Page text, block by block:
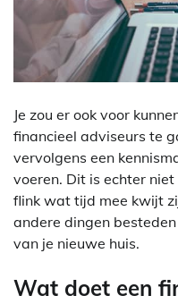
Je zou er ook voor
financieel adviseurs te
vervolgens een
voeren. Dit is echter
flink wat tijd mee kwijt
andere dingen
van je nieuwe huis.
Wat doet een